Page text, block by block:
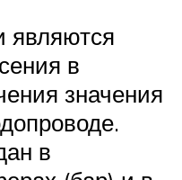
являются
в
значения
в